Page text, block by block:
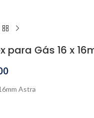
para Gás 16 x
Astra